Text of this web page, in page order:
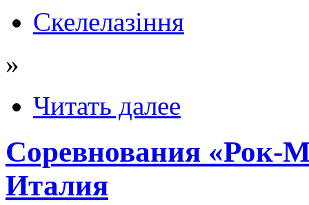
Скелелазіння
»
Читать далее
Соревнования «Рок-
Италия